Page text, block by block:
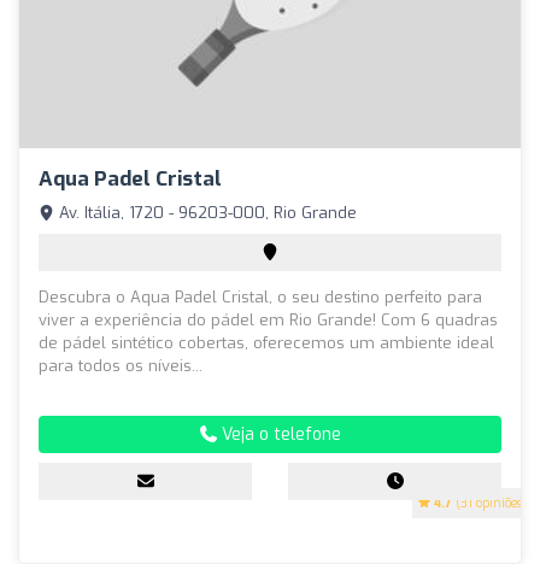
Aqua Padel Cristal
4.7 (31 opiniões)
Av. Itália, 1720 - 96203-000, Rio Grande
Descubra o Aqua Padel Cristal, o seu destino perfeito para
viver a experiência do pádel em Rio Grande! Com 6 quadras
de pádel sintético cobertas, oferecemos um ambiente ideal
para todos os níveis...
Veja o telefone